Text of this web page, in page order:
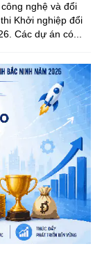
nghệ và đổi
Khởi nghiệp đổi
Các dự án có...